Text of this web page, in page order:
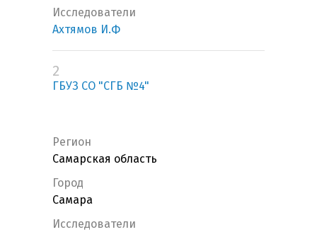
Исследователи
Ахтямов И.Ф
2
ГБУЗ СО "СГБ №4"
Регион
Самарская область
Город
Самара
Исследователи